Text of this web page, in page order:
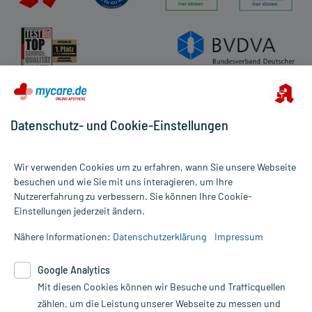
Datenschutz
Cookie-Einstellungen
Rückgabe/Widerruf
Alle Preise gelten inkl. MwSt., ggf. zzgl. Versandkosten
Informationen auf dieser Website werden ausschließlich für
die Untersuchung und Behandlung durch einen Arzt. Bitte
Therapien eingeleitet werden können. | Diese Webseite benutzt
Google Analytics. Lesen Sie bitte dazu die wichtigen Hinweise in
unserer Datenschutzerklärung. Für den Widerruf einer Bestellung
Datenschutz- und Cookie-Einstellungen
Wir verwenden Cookies um zu erfahren, wann Sie unsere Webseite
besuchen und wie Sie mit uns interagieren, um Ihre
Nutzererfahrung zu verbessern. Sie können Ihre Cookie-
Einstellungen jederzeit ändern.
Nähere Informationen: Datenschutzerklärung Impressum
Google Analytics
Mit diesen Cookies können wir Besuche und Trafficquellen
zählen, um die Leistung unserer Webseite zu messen und